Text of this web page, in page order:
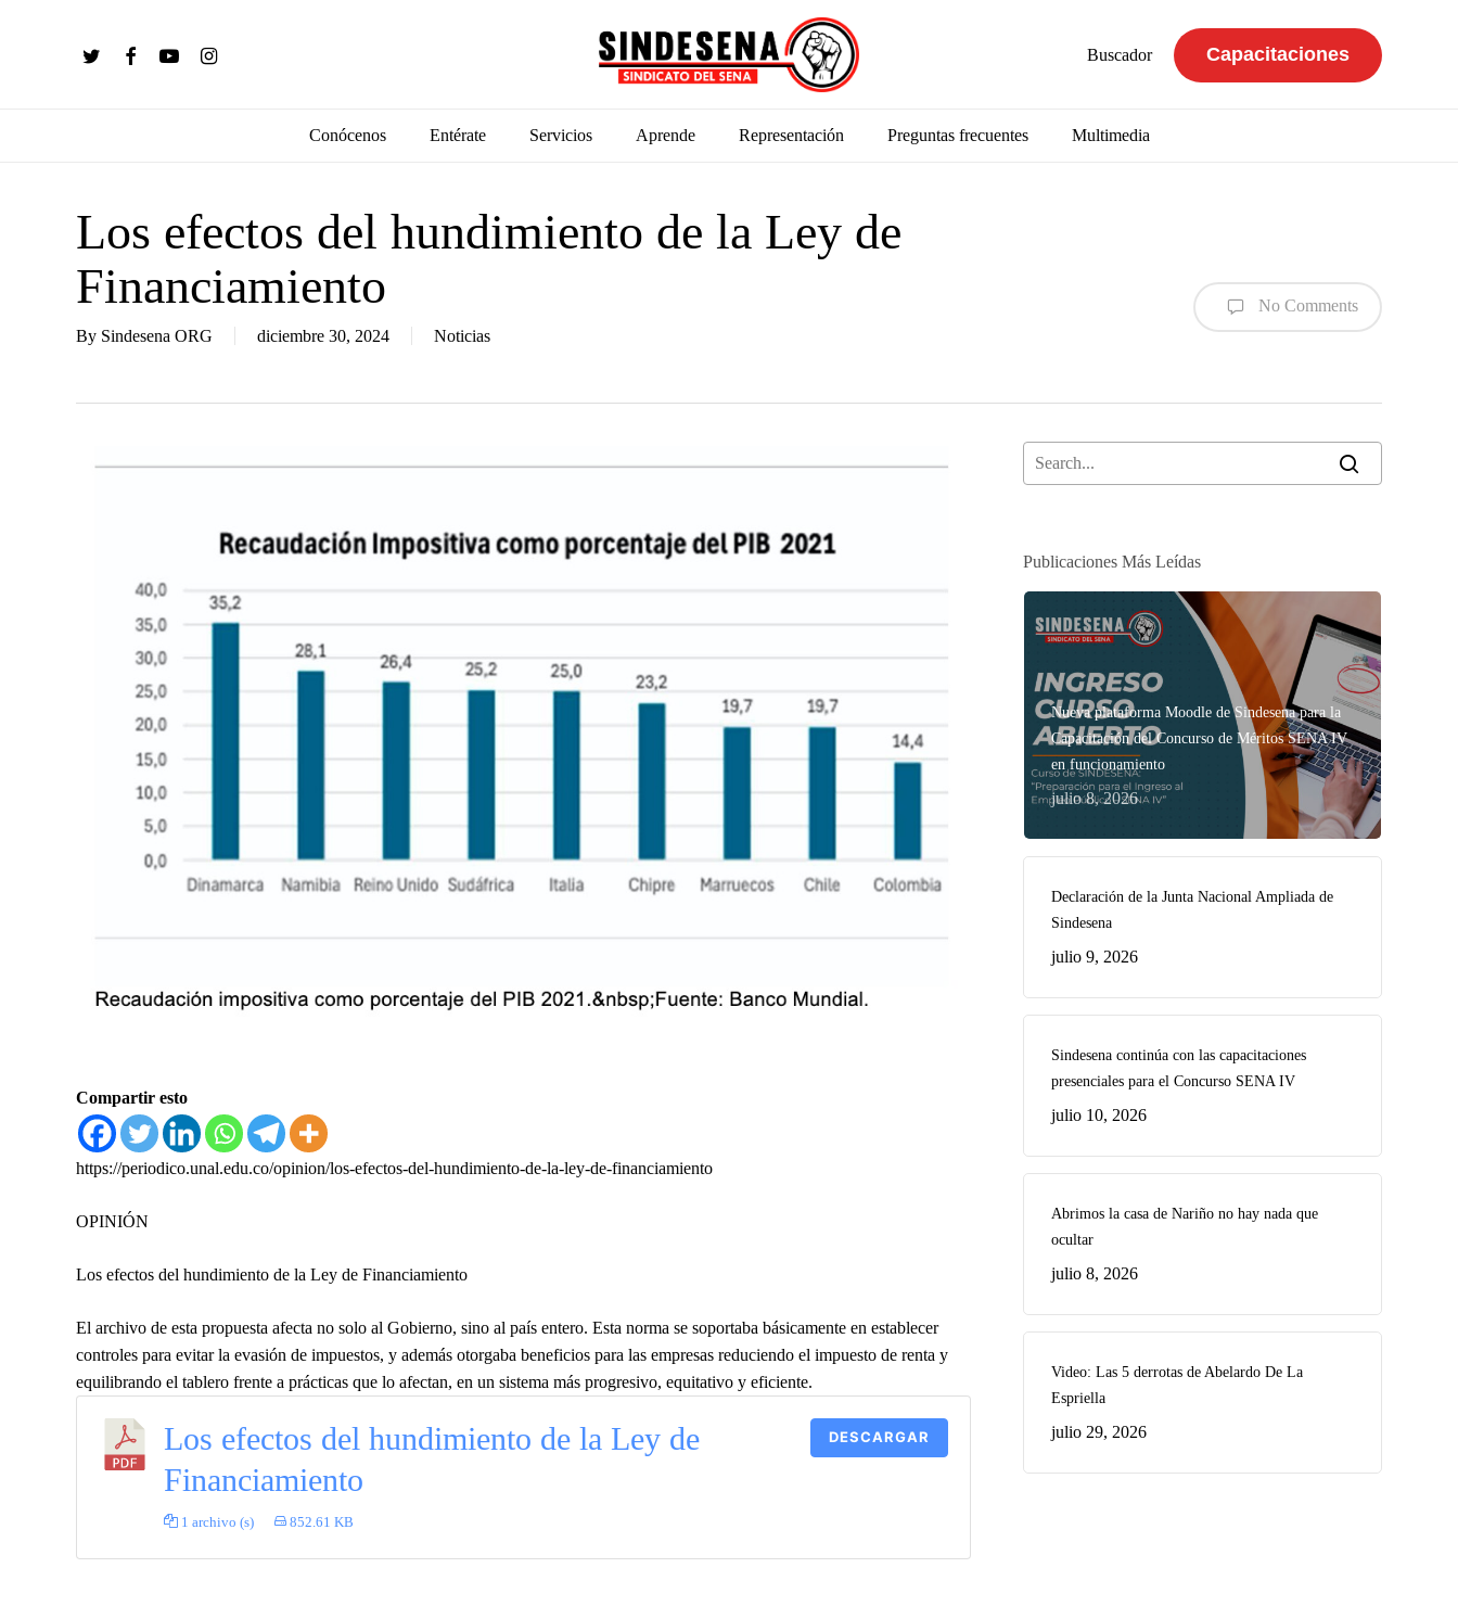
twitter facebookyoutubeinstagram Buscador Capacitaciones
Conócenos Entérate Servicios Aprende Representación Preguntas frecuentes Multimedia
Los efectos del hundimiento de la Ley de
Financiamiento
By Sindesena ORG diciembre 30, 2024 Noticias
No Comments
Compartir esto
https://periodico.unal.edu.co/opinion/los-efectos-del-hundimiento-de-la-ley-de-financiamiento
OPINIÓN
Los efectos del hundimiento de la Ley de Financiamiento
El archivo de esta propuesta afecta no solo al Gobierno, sino al país entero. Esta norma se soportaba básicamente en establecer
controles para evitar la evasión de impuestos, y además otorgaba beneficios para las empresas reduciendo el impuesto de renta y
equilibrando el tablero frente a prácticas que lo afectan, en un sistema más progresivo, equitativo y eficiente.
Los efectos del hundimiento de la Ley de
Financiamiento
1 archivo (s) 852.61 KB
DESCARGAR
Publicaciones Más Leídas
Nueva plataforma Moodle de Sindesena para la
Capacitación del Concurso de Méritos SENA IV
en funcionamiento
julio 8, 2026
Declaración de la Junta Nacional Ampliada de
Sindesena
julio 9, 2026
Sindesena continúa con las capacitaciones
presenciales para el Concurso SENA IV
julio 10, 2026
Abrimos la casa de Nariño no hay nada que
ocultar
julio 8, 2026
Video: Las 5 derrotas de Abelardo De La
Espriella
julio 29, 2026